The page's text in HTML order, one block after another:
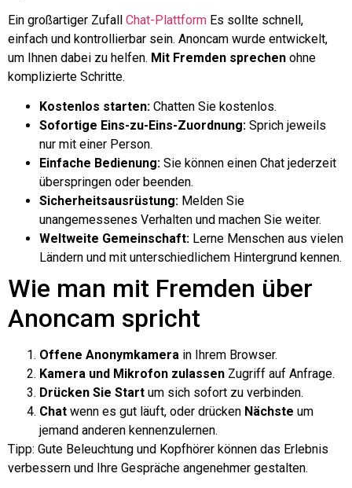
Ein großartiger Zufall Chat-Plattform Es sollte schnell,
einfach und kontrollierbar sein. Anoncam wurde entwickelt,
um Ihnen dabei zu helfen. Mit Fremden sprechen ohne
komplizierte Schritte.
Kostenlos starten: Chatten Sie kostenlos.
Sofortige Eins-zu-Eins-Zuordnung: Sprich jeweils
nur mit einer Person.
Einfache Bedienung: Sie können einen Chat jederzeit
überspringen oder beenden.
Sicherheitsausrüstung: Melden Sie
unangemessenes Verhalten und machen Sie weiter.
Weltweite Gemeinschaft: Lerne Menschen aus vielen
Ländern und mit unterschiedlichem Hintergrund kennen.
Wie man mit Fremden über
Anoncam spricht
Offene Anonymkamera in Ihrem Browser.
Kamera und Mikrofon zulassen Zugriff auf Anfrage.
Drücken Sie Start um sich sofort zu verbinden.
Chat wenn es gut läuft, oder drücken Nächste um
jemand anderen kennenzulernen.
Tipp: Gute Beleuchtung und Kopfhörer können das Erlebnis
verbessern und Ihre Gespräche angenehmer gestalten.